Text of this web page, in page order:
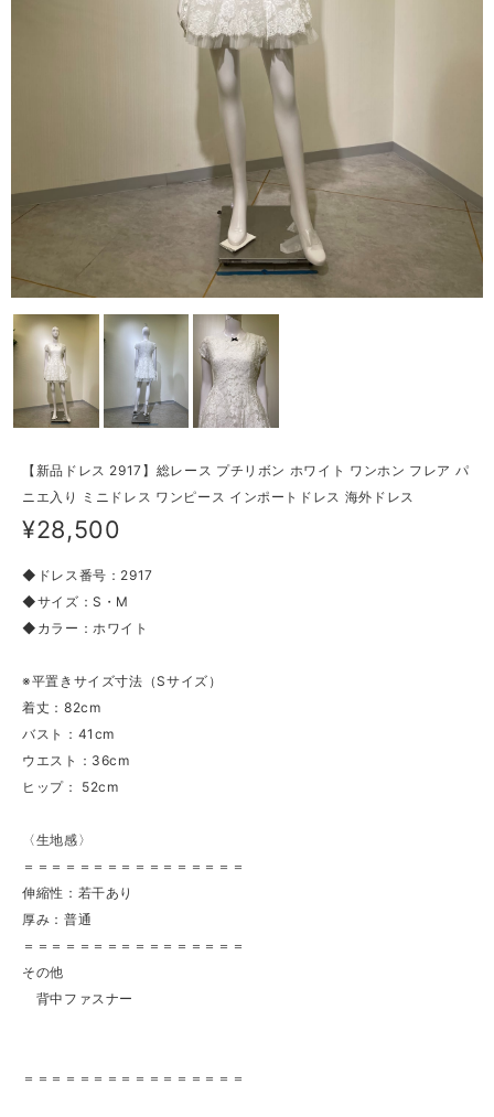
【新品ドレス 2917】総レース プチリボン ホワイト ワンホン フレア パ
ニエ入り ミニドレス ワンピース インポートドレス 海外ドレス
¥28,500
◆ドレス番号：2917
◆サイズ：S・M
◆カラー：ホワイト
※平置きサイズ寸法（Sサイズ）
着丈：82cm
バスト：41cm
ウエスト：36cm
ヒップ： 52cm
〈生地感〉
＝＝＝＝＝＝＝＝＝＝＝＝＝＝＝＝
伸縮性：若干あり
厚み：普通
＝＝＝＝＝＝＝＝＝＝＝＝＝＝＝＝
その他
背中ファスナー
＝＝＝＝＝＝＝＝＝＝＝＝＝＝＝＝